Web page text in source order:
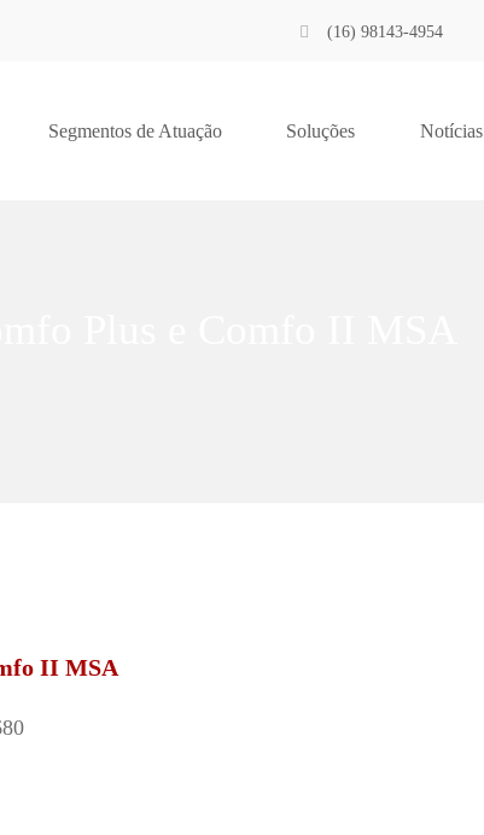
(16) 98143-4954
Segmentos de Atuação Soluções Notícias
II MSA